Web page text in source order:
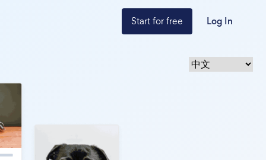
Start for free Log In